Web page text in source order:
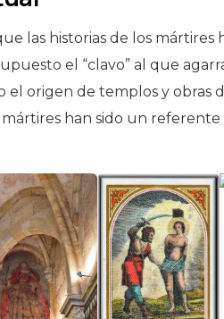
las historias de los mártires
el “clavo” al que
el origen de templos y obras
han sido un referente